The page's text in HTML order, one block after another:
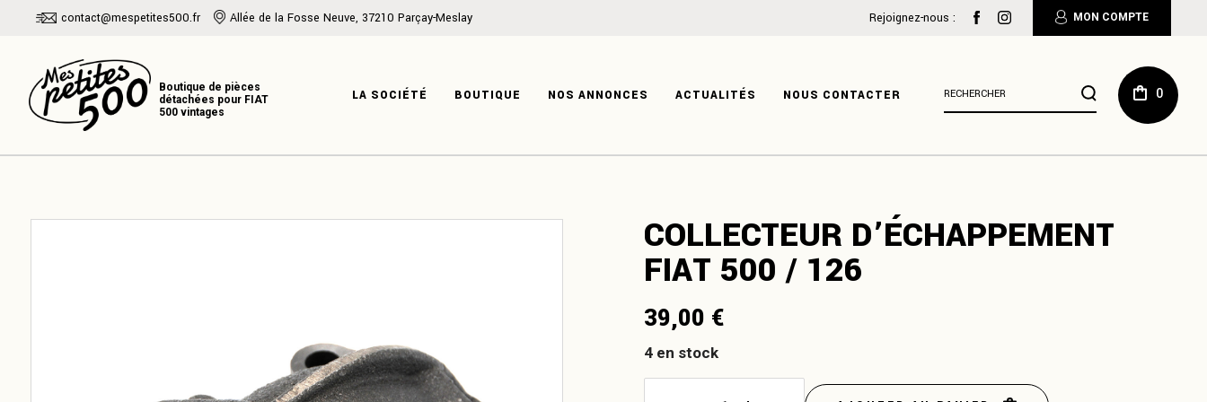
contact@mespetites500.fr Allée de la Fosse Neuve, 37210 Parçay-Meslay Rejoignez-nous : MON COMPTE
LA SOCIÉTÉ BOUTIQUE NOS ANNONCES ACTUALITÉS NOUS CONTACTER
de
recherche
0
NOTRE EXPERTISE
HABITACLE
:
COLLECTEUR D’ÉCHAPPEMENT
FIAT 500 / 126
39,00 €
4 en stock